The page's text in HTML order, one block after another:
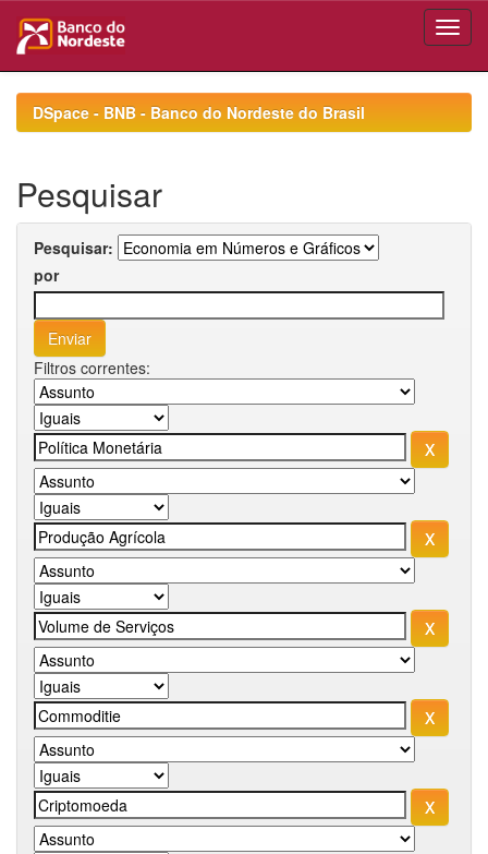
navigationDSpace - BNB - Banco do Nordeste do Brasil
Pesquisar
Pesquisar:
por
Filtros correntes: